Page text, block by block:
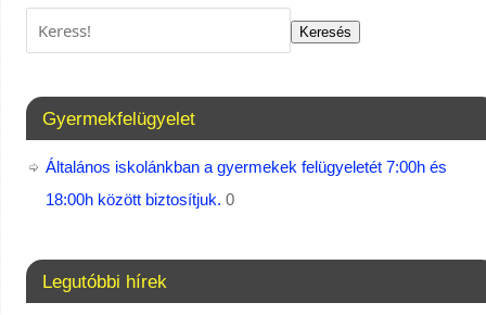
Keresés
Gyermekfelügyelet
Általános iskolánkban a gyermekek felügyeletét 7:00h és
18:00h között biztosítjuk. 0
Legutóbbi hírek